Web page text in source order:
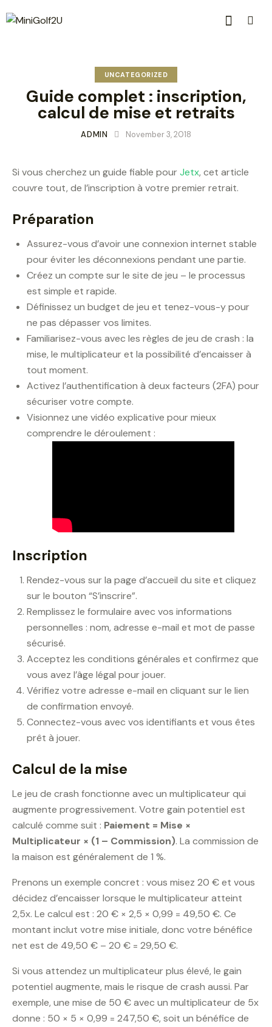
UNCATEGORIZED
Guide complet : inscription,
calcul de mise et retraits
ADMIN November 3, 2018
Si vous cherchez un guide fiable pourJetx, cet article
couvre tout, de l’inscription à votre premier retrait.
Préparation
Assurez-vous d’avoir une connexion internet stable
pour éviter les déconnexions pendant une partie.
Créez un compte sur le site de jeu – le processus
est simple et rapide.
Définissez un budget de jeu et tenez-vous-y pour
ne pas dépasser vos limites.
Familiarisez-vous avec les règles de jeu de crash : la
mise, le multiplicateur et la possibilité d’encaisser à
tout moment.
Activez l’authentification à deux facteurs (2FA) pour
sécuriser votre compte.
Visionnez une vidéo explicative pour mieux
comprendre le déroulement :
Inscription
Rendez-vous sur la page d’accueil du site et cliquez
sur le bouton “S’inscrire”.
Remplissez le formulaire avec vos informations
personnelles : nom, adresse e-mail et mot de passe
sécurisé.
Acceptez les conditions générales et confirmez que
vous avez l’âge légal pour jouer.
Vérifiez votre adresse e-mail en cliquant sur le lien
de confirmation envoyé.
Connectez-vous avec vos identifiants et vous êtes
prêt à jouer.
Calcul de la mise
Le jeu de crash fonctionne avec un multiplicateur qui
augmente progressivement. Votre gain potentiel est
calculé comme suit : Paiement = Mise ×
Multiplicateur × (1 – Commission). La commission de
la maison est généralement de 1 %.
Prenons un exemple concret : vous misez 20 € et vous
décidez d’encaisser lorsque le multiplicateur atteint
2,5x. Le calcul est : 20 € × 2,5 × 0,99 = 49,50 €. Ce
montant inclut votre mise initiale, donc votre bénéfice
net est de 49,50 € – 20 € = 29,50 €.
Si vous attendez un multiplicateur plus élevé, le gain
potentiel augmente, mais le risque de crash aussi. Par
exemple, une mise de 50 € avec un multiplicateur de 5x
donne : 50 × 5 × 0,99 = 247,50 €, soit un bénéfice de